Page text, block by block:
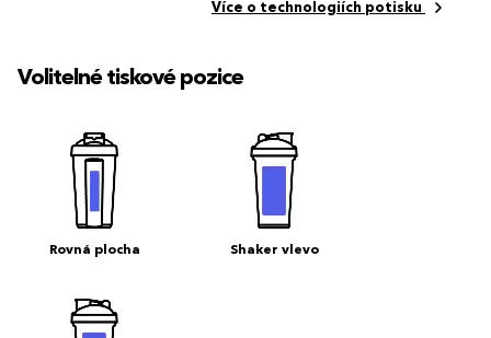
Více o technologiích potisku
Volitelné tiskové pozice
Rovná plocha Shaker vlevo